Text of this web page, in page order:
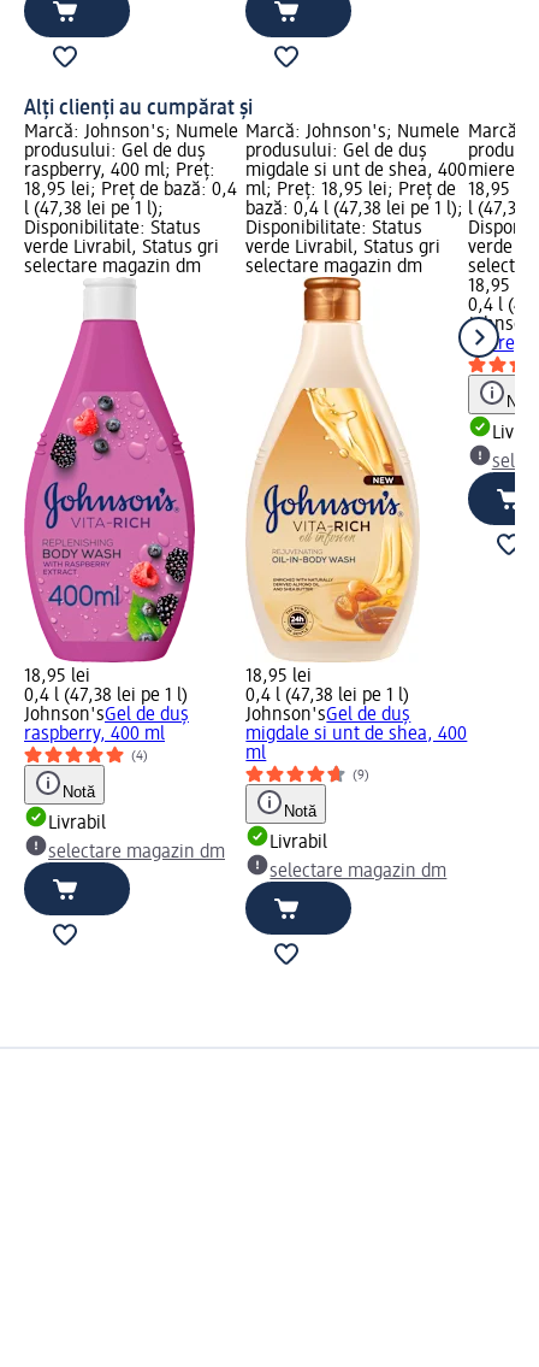
Alți clienți au cumpărat și
Marcă: Johnson's; Numele
produsului: Gel de duș
raspberry, 400 ml; Preț:
18,95 lei; Preț de bază: 0,4
l (47,38 lei pe 1 l);
Disponibilitate: Status
verde Livrabil, Status gri
selectare magazin dm
18,95 lei
0,4 l (47,38 lei pe 1 l)
Johnson'sGel de duș
raspberry, 400 ml
(4)
Notă
Livrabil
selectare magazin dm
Marcă: Johnson's; Numele
produsului: Gel de duș
migdale si unt de shea, 400
ml; Preț: 18,95 lei; Preț de
bază: 0,4 l (47,38 lei pe 1 l);
Disponibilitate: Status
verde Livrabil, Status gri
selectare magazin dm
18,95 lei
0,4 l (47,38 lei pe 1 l)
Johnson'sGel de duș
migdale si unt de shea, 400
ml
(9)
Notă
Livrabil
selectare magazin dm
Marcă:
miere,
18,95
l (47,38
verde
18,95 lei
0,4 l
miere,
Notă